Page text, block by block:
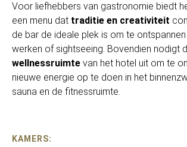
Voor liefhebbers van gastronomie biedt
een menu dat traditie en creativiteit
de bar de ideale plek is om te
werken of sightseeing. Bovendien nodigt
wellnessruimte van het hotel uit om te
nieuwe energie op te doen in het
sauna en de fitnessruimte.
KAMERS: